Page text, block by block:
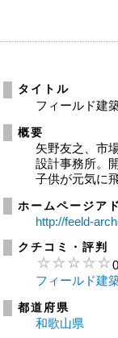
タイトル
フィールド建
概要
矢野友之、市
設計事務所。
子供が元気に
ホームページア
http://feeld-
クチコミ・評判
フィールド建
都道府県
和歌山県